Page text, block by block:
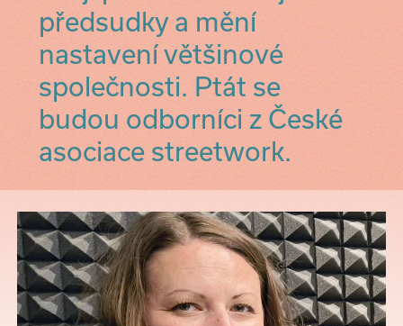
předsudky a mění
nastavení většinové
společnosti. Ptát se
budou odborníci z České
asociace streetwork.